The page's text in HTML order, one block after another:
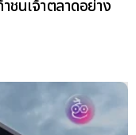
ชนเจ้าตลาดอย่าง